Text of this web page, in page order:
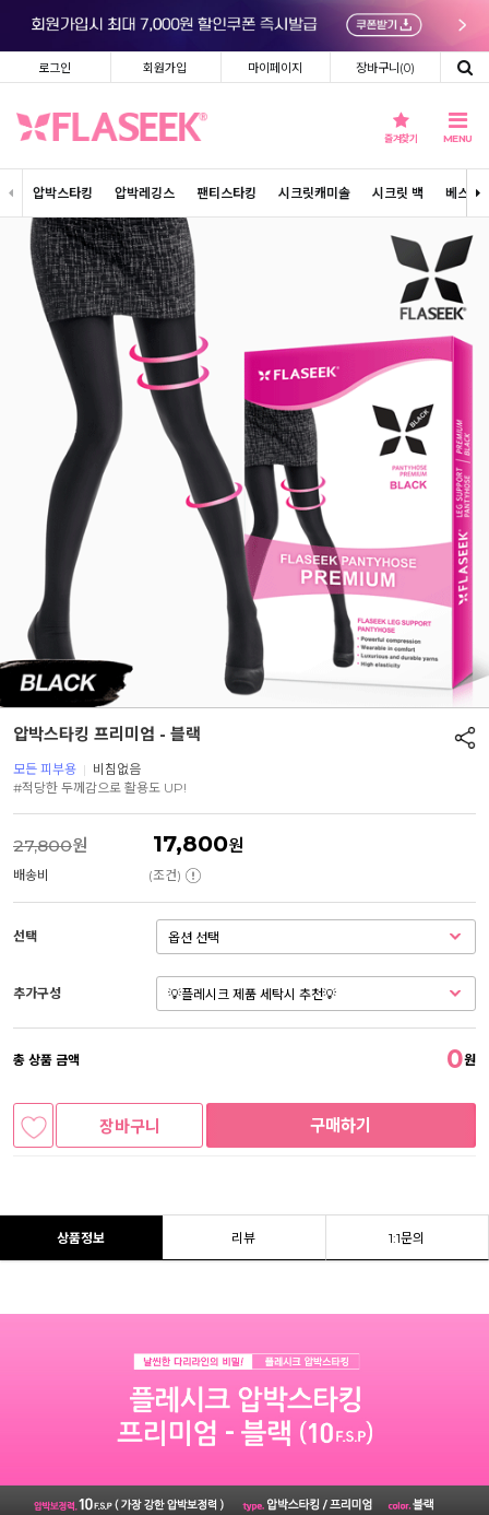
로그인 회원가입 마이페이지 장바구니(0)
즐겨찾기 MENU
압박스타킹 압박레깅스 팬티스타킹 시크릿캐미솔 시크릿 백 베스트
압박스타킹 프리미엄 - 블랙
모든 피부용 | 비침없음
#적당한 두께감으로 활용도 UP!
27,800원 17,800원
배송비 (조건)
선택
추가구성
총 상품 금액 0원
장바구니 구매하기
상품정보 리뷰 1:1문의